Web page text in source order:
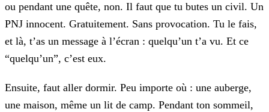
ou pendant une quête, non. Il faut que tu butes un civil. Un
PNJ innocent. Gratuitement. Sans provocation. Tu le fais,
et là, t’as un message à l’écran : quelqu’un t’a vu. Et ce
“quelqu’un”, c’est eux.
Ensuite, faut aller dormir. Peu importe où : une auberge,
une maison, même un lit de camp. Pendant ton sommeil,